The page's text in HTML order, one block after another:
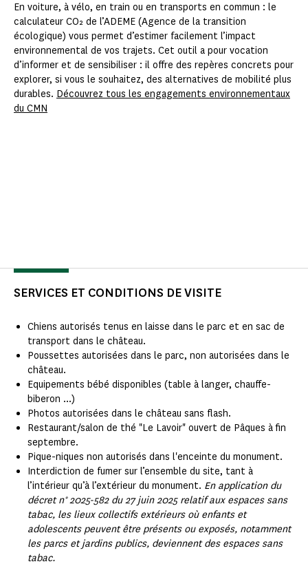
En voiture, à vélo, en train ou en transports en commun : le
calculateur CO₂ de l’ADEME (Agence de la transition
écologique) vous permet d’estimer facilement l’impact
environnemental de vos trajets. Cet outil a pour vocation
d’informer et de sensibiliser : il offre des repères concrets pour
explorer, si vous le souhaitez, des alternatives de mobilité plus
durables. Découvrez tous les engagements environnementaux
du CMN
SERVICES ET CONDITIONS DE VISITE
Chiens autorisés tenus en laisse dans le parc et en sac de
transport dans le château.
Poussettes autorisées dans le parc, non autorisées dans le
château.
Equipements bébé disponibles (table à langer, chauffe-
biberon ...)
Photos autorisées dans le château sans flash.
Restaurant/salon de thé "Le Lavoir" ouvert de Pâques à fin
septembre.
Pique-niques non autorisés dans l'enceinte du monument.
Interdiction de fumer sur l’ensemble du site, tant à
l’intérieur qu’à l’extérieur du monument. En application du
décret n° 2025-582 du 27 juin 2025 relatif aux espaces sans
tabac, les lieux collectifs extérieurs où enfants et
adolescents peuvent être présents ou exposés, notamment
les parcs et jardins publics, deviennent des espaces sans
tabac.